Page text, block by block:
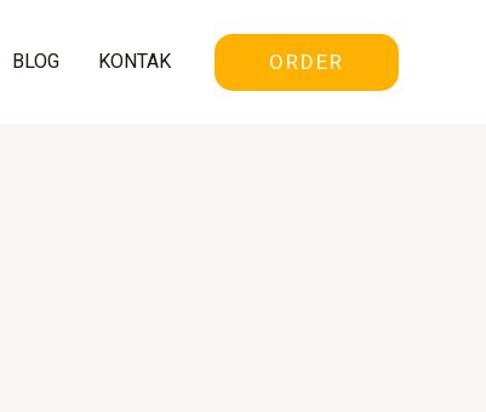
BLOG KONTAK ORDER